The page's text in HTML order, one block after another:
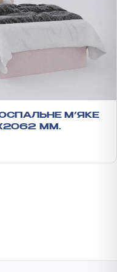
М’ЯКЕ
ММ